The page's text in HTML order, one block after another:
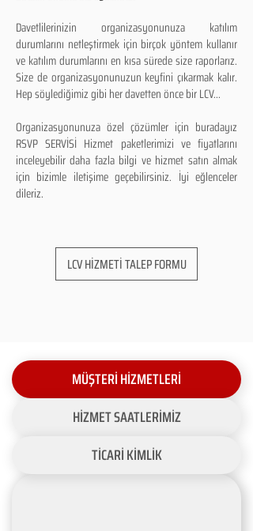
Davetlilerinizin organizasyonunuza katılım
durumlarını netleştirmek için birçok yöntem kullanır
ve katılım durumlarını en kısa sürede size raporlarız.
Size de organizasyonunuzun keyfini çıkarmak kalır.
Hep söylediğimiz gibi her davetten önce bir LCV...
Organizasyonunuza özel çözümler için buradayız
RSVP SERVİSİ Hizmet paketlerimizi ve fiyatlarını
inceleyebilir daha fazla bilgi ve hizmet satın almak
için bizimle iletişime geçebilirsiniz. İyi eğlenceler
dileriz.
LCV HİZMETİ TALEP FORMU
MÜŞTERİ HİZMETLERİ
HİZMET SAATLERİMİZ
TİCARİ KİMLİK